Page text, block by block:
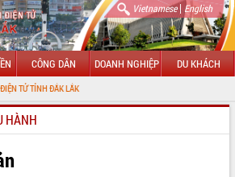
Vietnamese| English
CÔNG DÂN DOANH NGHIỆP DU KHÁCH
LẮK
HÀNH